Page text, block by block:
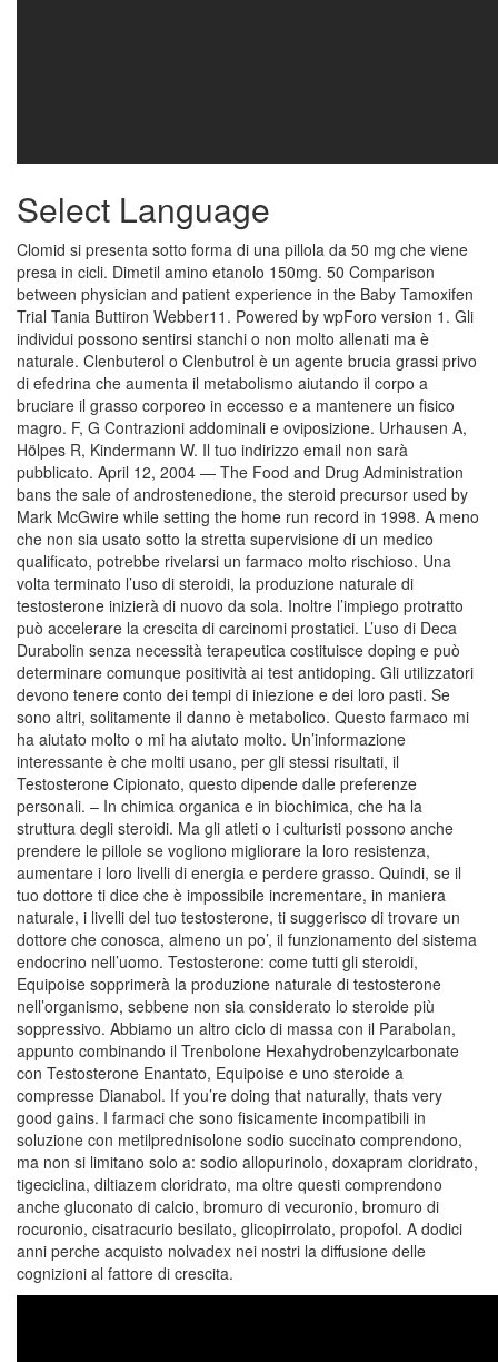
Select Language
Clomid si presenta sotto forma di una pillola da 50 mg che viene
presa in cicli. Dimetil amino etanolo 150mg. 50 Comparison
between physician and patient experience in the Baby Tamoxifen
Trial Tania Buttiron Webber11. Powered by wpForo version 1. Gli
individui possono sentirsi stanchi o non molto allenati ma è
naturale. Clenbuterol o Clenbutrol è un agente brucia grassi privo
di efedrina che aumenta il metabolismo aiutando il corpo a
bruciare il grasso corporeo in eccesso e a mantenere un fisico
magro. F, G Contrazioni addominali e oviposizione. Urhausen A,
Hölpes R, Kindermann W. Il tuo indirizzo email non sarà
pubblicato. April 12, 2004 — The Food and Drug Administration
bans the sale of androstenedione, the steroid precursor used by
Mark McGwire while setting the home run record in 1998. A meno
che non sia usato sotto la stretta supervisione di un medico
qualificato, potrebbe rivelarsi un farmaco molto rischioso. Una
volta terminato l’uso di steroidi, la produzione naturale di
testosterone inizierà di nuovo da sola. Inoltre l’impiego protratto
può accelerare la crescita di carcinomi prostatici. L’uso di Deca
Durabolin senza necessità terapeutica costituisce doping e può
determinare comunque positività ai test antidoping. Gli utilizzatori
devono tenere conto dei tempi di iniezione e dei loro pasti. Se
sono altri, solitamente il danno è metabolico. Questo farmaco mi
ha aiutato molto o mi ha aiutato molto. Un’informazione
interessante è che molti usano, per gli stessi risultati, il
Testosterone Cipionato, questo dipende dalle preferenze
personali. – In chimica organica e in biochimica, che ha la
struttura degli steroidi. Ma gli atleti o i culturisti possono anche
prendere le pillole se vogliono migliorare la loro resistenza,
aumentare i loro livelli di energia e perdere grasso. Quindi, se il
tuo dottore ti dice che è impossibile incrementare, in maniera
naturale, i livelli del tuo testosterone, ti suggerisco di trovare un
dottore che conosca, almeno un po’, il funzionamento del sistema
endocrino nell’uomo. Testosterone: come tutti gli steroidi,
Equipoise sopprimerà la produzione naturale di testosterone
nell’organismo, sebbene non sia considerato lo steroide più
soppressivo. Abbiamo un altro ciclo di massa con il Parabolan,
appunto combinando il Trenbolone Hexahydrobenzylcarbonate
con Testosterone Enantato, Equipoise e uno steroide a
compresse Dianabol. If you’re doing that naturally, thats very
good gains. I farmaci che sono fisicamente incompatibili in
soluzione con metilprednisolone sodio succinato comprendono,
ma non si limitano solo a: sodio allopurinolo, doxapram cloridrato,
tigeciclina, diltiazem cloridrato, ma oltre questi comprendono
anche gluconato di calcio, bromuro di vecuronio, bromuro di
rocuronio, cisatracurio besilato, glicopirrolato, propofol. A dodici
anni perche acquisto nolvadex nei nostri la diffusione delle
cognizioni al fattore di crescita.